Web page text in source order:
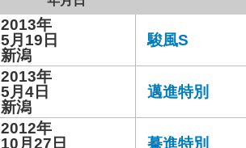
2013年
5月19日
新潟
駿風S
2013年
5月4日
新潟
邁進特別
2012年
10月27日
驀進特別